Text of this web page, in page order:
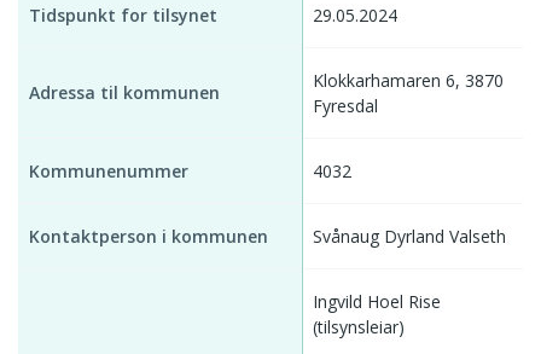
Tidspunkt for tilsynet 29.05.2024
Adressa til kommunen
Klokkarhamaren 6, 3870
Fyresdal
Kommunenummer 4032
Kontaktperson i kommunen Svånaug Dyrland Valseth
Ingvild Hoel Rise
(tilsynsleiar)